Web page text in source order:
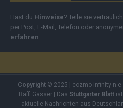
Hast du Hinweise? Teile sie
per Post, E-Mail, Telefon oder
erfahren
Copyright© 2025 | cozmo infinity
Raffi Gasser | Das Stuttgarter Blatt
aktuelle Nachrichten aus